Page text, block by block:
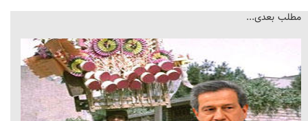
مطلب بعدی...